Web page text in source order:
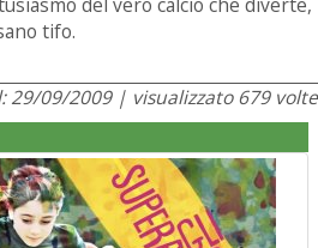
del vero calcio che diverte,
tifo.
29/09/2009 | visualizzato 679 volte